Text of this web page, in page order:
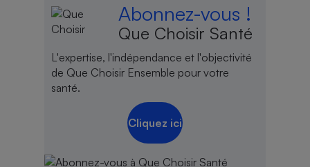
Abonnez-vous !
Que Choisir Santé
L'expertise, l'indépendance et l'objectivité
de Que Choisir Ensemble pour votre
santé.
Cliquez ici